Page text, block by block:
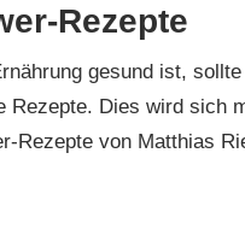
Rezepte
gesund ist,
Rezepte. Dies wird sich
Rezepte von Matthias